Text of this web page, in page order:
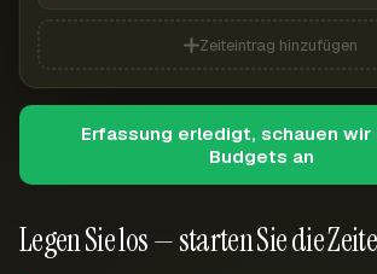
Legen Sie los — starten Sie die
Zeiteintrag hinzufügen
Erfassung erledigt, schauen wir
Budgets an